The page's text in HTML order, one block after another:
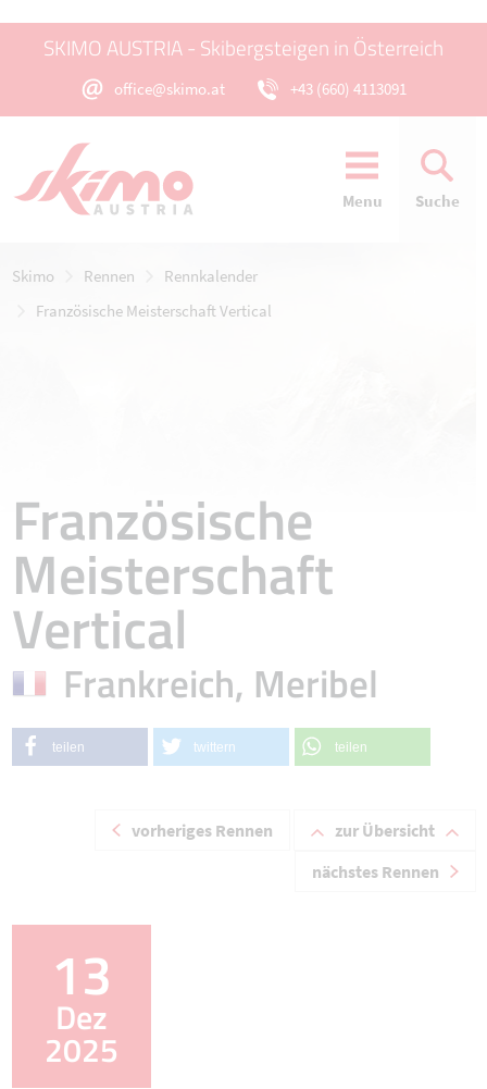
SKIMO AUSTRIA - Skibergsteigen in Österreich
office@skimo.at +43 (660) 4113091
Menu Suche
Skimo Rennen
Rennkalender
Französische Meisterschaft Vertical
Französische
Meisterschaft
Vertical
Frankreich, Meribel
teilen twittern teilen
vorheriges Rennen
zur Übersicht
nächstes Rennen
13
Dez
2025